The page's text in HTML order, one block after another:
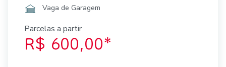
Vaga de Garagem
Parcelas a partir
R$ 600,00*